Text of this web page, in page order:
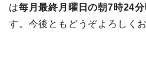
は毎月最終月曜日の朝7時24分
す。今後ともどうぞよろしく